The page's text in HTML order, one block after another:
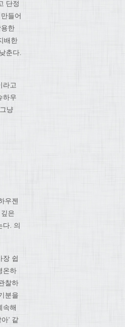
단정
들어
한
배한
춘다.
라고
하우
냥
우젠
은
다. 의
장 쉽
온하
찰하
분을
속해
’ 같